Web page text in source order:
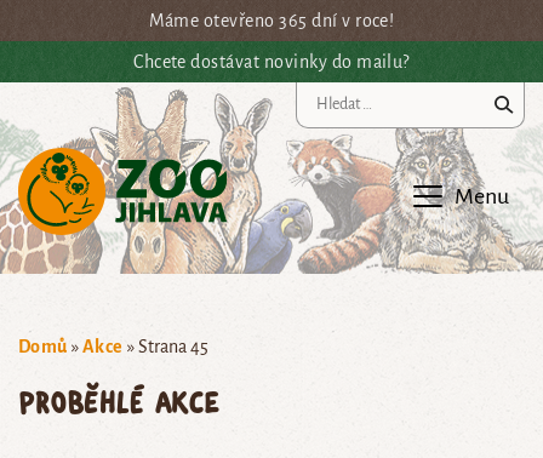
Přejít na hlavní obsahMáme otevřeno 365 dní v roce!
Chcete dostávat novinky do mailu?
Menu
Domů »Akce »Strana 45
Proběhlé akce